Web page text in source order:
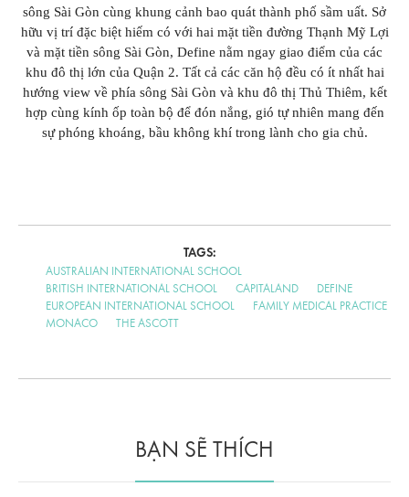
sông Sài Gòn cùng khung cảnh bao quát thành phố sầm uất. Sở
hữu vị trí đặc biệt hiếm có với hai mặt tiền đường Thạnh Mỹ Lợi
và mặt tiền sông Sài Gòn, Define nằm ngay giao điểm của các
khu đô thị lớn của Quận 2. Tất cả các căn hộ đều có ít nhất hai
hướng view về phía sông Sài Gòn và khu đô thị Thủ Thiêm, kết
hợp cùng kính ốp toàn bộ để đón nắng, gió tự nhiên mang đến
sự phóng khoáng, bầu không khí trong lành cho gia chủ.
TAGS:
AUSTRALIAN INTERNATIONAL SCHOOL
BRITISH INTERNATIONAL SCHOOL
CAPITALAND
DEFINE
EUROPEAN INTERNATIONAL SCHOOL
FAMILY MEDICAL PRACTICE
MONACO
THE ASCOTT
BẠN SẼ THÍCH